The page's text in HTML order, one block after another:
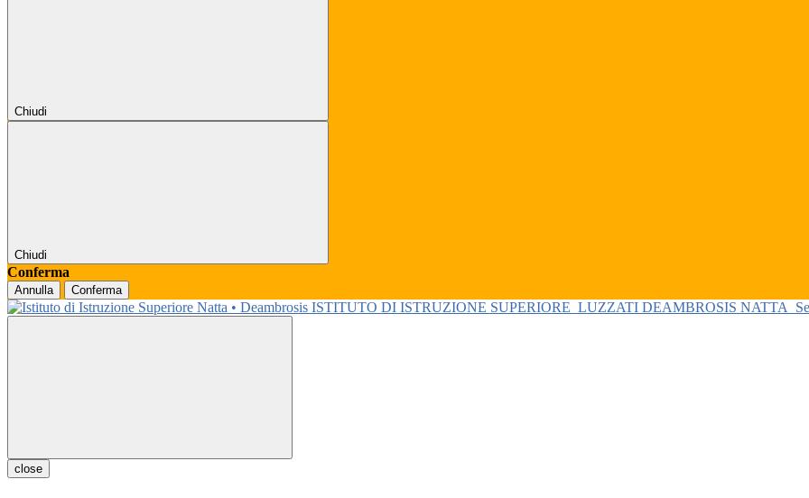
Chiudi
Chiudi
Conferma
Annulla Conferma
ISTITUTO DI ISTRUZIONE SUPERIORE LUZZATI DEAMBROSIS NATTA
close